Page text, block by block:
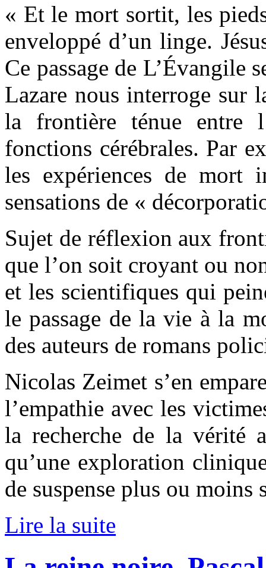
« Et le mort sortit, les
enveloppé d’un linge.
Ce passage de L’Évangile
Lazare nous interroge sur
la frontière ténue entre
fonctions cérébrales. Par
les expériences de mort
sensations de «
Sujet de réflexion aux
que l’on soit croyant ou
et les scientifiques qui
le passage de la vie à la
des auteurs de romans
Nicolas Zeimet s’en
l’empathie avec les
la recherche de la vérité
qu’une exploration
de suspense plus ou moins
Lire la suite